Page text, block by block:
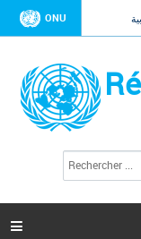
ONU
c
